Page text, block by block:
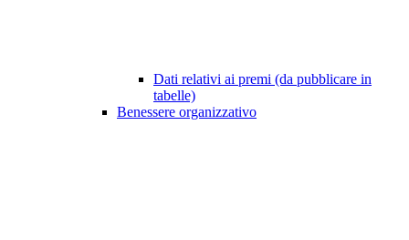
Dati relativi ai premi (da pubblicare in
tabelle)
Benessere organizzativo